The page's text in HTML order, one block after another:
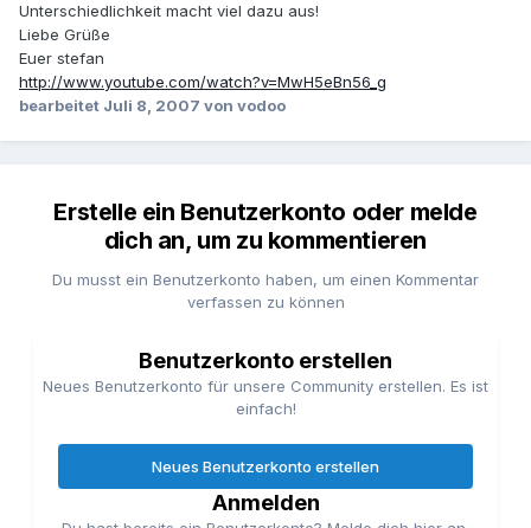
Unterschiedlichkeit macht viel dazu aus!
Liebe Grüße
Euer stefan
http://www.youtube.com/watch?v=MwH5eBn56_g
bearbeitet Juli 8, 2007 von vodoo
Erstelle ein Benutzerkonto oder melde
dich an, um zu kommentieren
Du musst ein Benutzerkonto haben, um einen Kommentar
verfassen zu können
Benutzerkonto erstellen
Neues Benutzerkonto für unsere Community erstellen. Es ist
einfach!
Neues Benutzerkonto erstellen
Anmelden